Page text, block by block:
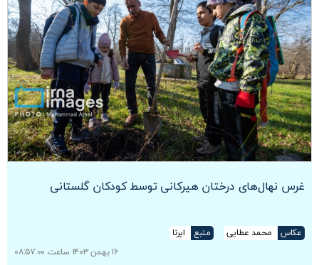
غرس نهال‌های درختان هیرکانی توسط کودکان گلستانی
عکاس محمد عطایی منبع
ایرنا
۱۶ بهمن ۱۴۰۳ ساعت ۰۸:۵۷:۰۰